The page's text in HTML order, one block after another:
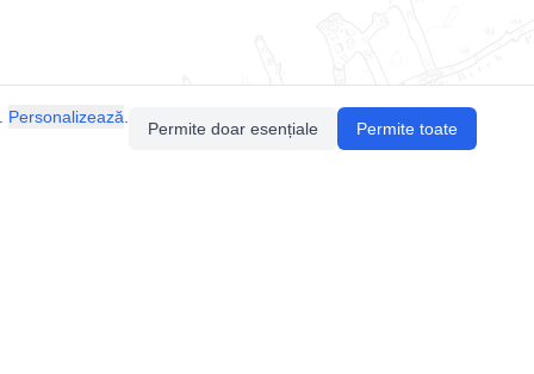
Personalizează
Permite doar esențiale Permite toate